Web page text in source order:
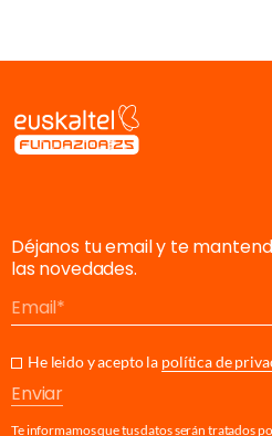
Déjanos tu email y te
las novedades.
Email
He leido y acepto la política de
Enviar
Te informamos que tus datos serán tratados